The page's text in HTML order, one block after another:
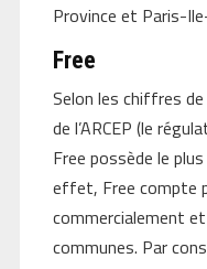
Province et Paris-
Free
Selon les chiffres
de l’ARCEP (le
Free possède le
effet, Free compte
commercialement
communes. Par